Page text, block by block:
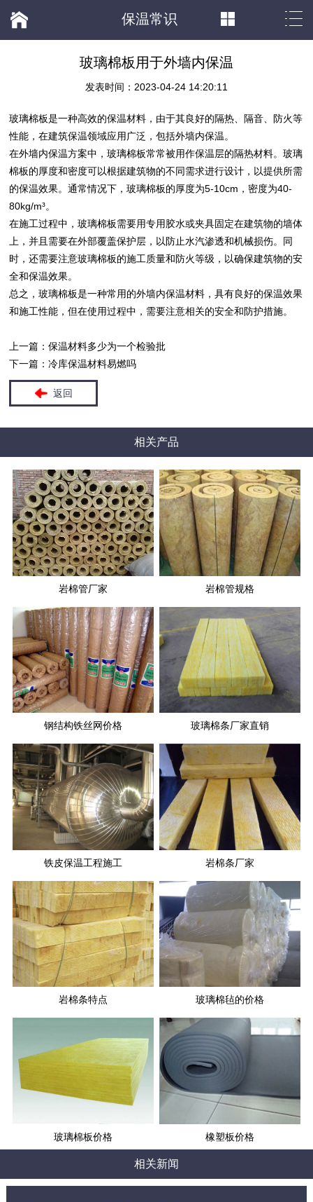
保温常识
玻璃棉板用于外墙内保温
发表时间：2023-04-24 14:20:11
玻璃棉板是一种高效的保温材料 ，由于其良好的隔热、隔音、防火等
性能，在建筑保温领域应用广泛，包括外墙内保温。
在外墙内保温方案中，玻璃棉板常常被用作保温层的隔热材料。玻璃
棉板的厚度和密度可以根据建筑物的不同需求进行设计，以提供所需
的保温效果。通常情况下，玻璃棉板的厚度为5-10cm，密度为40-
80kg/m³。
在施工过程中，玻璃棉板需要用专用胶水或夹具固定在建筑物的墙体
上，并且需要在外部覆盖保护层，以防止水汽渗透和机械损伤。同
时，还需要注意玻璃棉板的施工质量和防火等级，以确保建筑物的安
全和保温效果。
总之，玻璃棉板是一种常用的外墙内保温材料 ，具有良好的保温效果
和施工性能，但在使用过程中，需要注意相关的安全和防护措施。
上一篇：保温材料多少为一个检验批
下一篇：冷库保温材料易燃吗
返回
相关产品
岩棉管厂家 岩棉管规格
钢结构铁丝网价格 玻璃棉条厂家直销
铁皮保温工程施工 岩棉条厂家
岩棉条特点 玻璃棉毡的价格
玻璃棉板价格 橡塑板价格
相关新闻